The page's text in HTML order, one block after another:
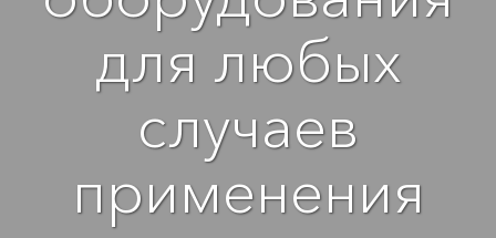
для любых
случаев
применения